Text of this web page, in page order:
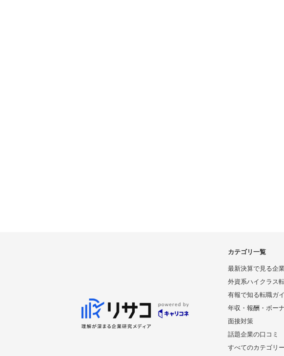
カテゴリ一覧
最新決算で見る企
外資系ハイクラス
有報で知る転職ガ
年収・報酬・ボー
面接対策
話題企業の口コミ
すべてのカテゴリ